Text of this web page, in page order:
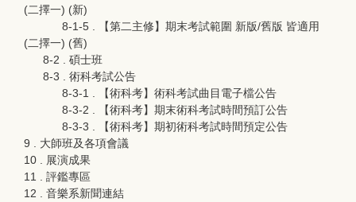
(二擇一) (新)
8-1-5 . 【第二主修】期末考試範圍 新版/舊版 皆適用
(二擇一) (舊)
8-2 . 碩士班
8-3 . 術科考試公告
8-3-1 . 【術科考】術科考試曲目電子檔公告
8-3-2 . 【術科考】期末術科考試時間預訂公告
8-3-3 . 【術科考】期初術科考試時間預定公告
9 . 大師班及各項會議
10 . 展演成果
11 . 評鑑專區
12 . 音樂系新聞連結